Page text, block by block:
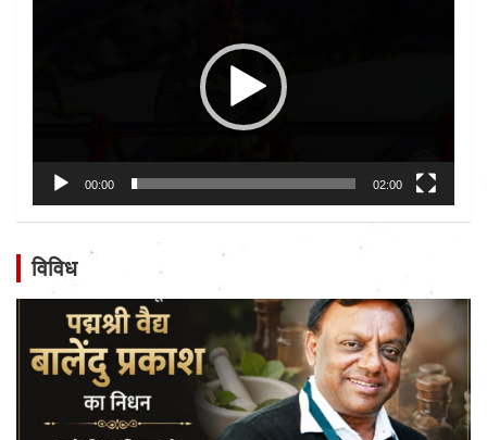
00:00 02:00
विविध